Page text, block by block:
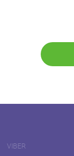
VIBER